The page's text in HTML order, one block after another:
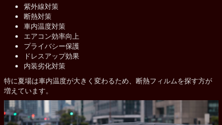
紫外線対策
断熱対策
車内温度対策
エアコン効率向上
プライバシー保護
ドレスアップ効果
内装劣化対策
特に夏場は車内温度が大きく変わるため、断熱フィルムを探す方が
増えています。